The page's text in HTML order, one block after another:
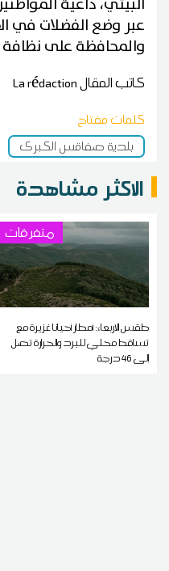
عبر وضع الفضلات في
والمحافظة على
كاتب المقالLa rédaction
كلمات مفتاح
بلدية صفاقس الكبرى
الاكثر مشاهدة
متفرقات
طقس الاربعاء: أمطار أحيانا غزيرة مع
تساقط محلي للبرد والحرارة تصل
إلى 46 درجة